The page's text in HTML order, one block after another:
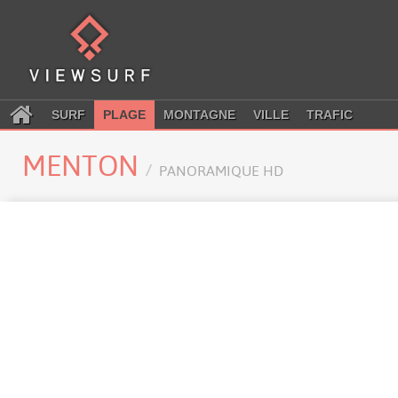
SURF PLAGE MONTAGNE VILLE TRAFIC
MENTON PANORAMIQUE HD